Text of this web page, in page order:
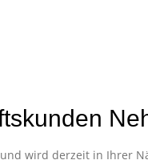
wird derzeit in Ihrer